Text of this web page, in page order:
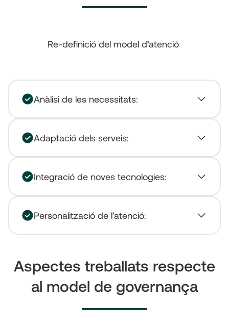
Re-definició del model d’atenció
Anàlisi de les necessitats:
Adaptació dels serveis:
Integració de noves tecnologies:
Personalització de l’atenció:
Aspectes treballats respecte
al model de governança